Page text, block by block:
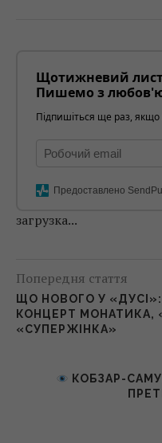
Щотижневий
Пишемо з
Підпишіться ще раз, якщо
Предоставлено
загрузка...
Попередня стаття
ЩО НОВОГО У «ДУСІ»:
КОНЦЕРТ МОНАТИКА,
«СУПЕРЖІНКА»
КОБЗАР-